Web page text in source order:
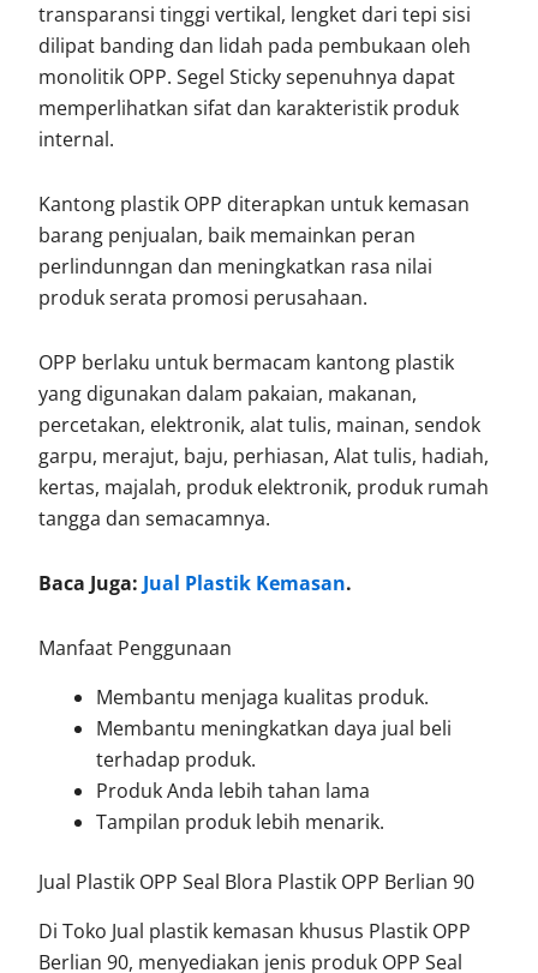
transparansi tinggi vertikal, lengket dari tepi sisi
dilipat banding dan lidah pada pembukaan oleh
monolitik OPP. Segel Sticky sepenuhnya dapat
memperlihatkan sifat dan karakteristik produk
internal.
Kantong plastik OPP diterapkan untuk kemasan
barang penjualan, baik memainkan peran
perlindunngan dan meningkatkan rasa nilai
produk serata promosi perusahaan.
OPP berlaku untuk bermacam kantong plastik
yang digunakan dalam pakaian, makanan,
percetakan, elektronik, alat tulis, mainan, sendok
garpu, merajut, baju, perhiasan, Alat tulis, hadiah,
kertas, majalah, produk elektronik, produk rumah
tangga dan semacamnya.
Baca Juga: Jual Plastik Kemasan.
Manfaat Penggunaan
Membantu menjaga kualitas produk.
Membantu meningkatkan daya jual beli
terhadap produk.
Produk Anda lebih tahan lama
Tampilan produk lebih menarik.
Jual Plastik OPP Seal Blora Plastik OPP Berlian 90
Di Toko Jual plastik kemasan khusus Plastik OPP
Berlian 90, menyediakan jenis produk OPP Seal